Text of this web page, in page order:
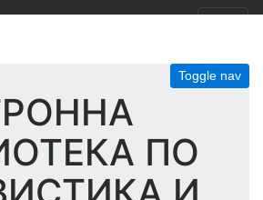
Toggle nav
ПО